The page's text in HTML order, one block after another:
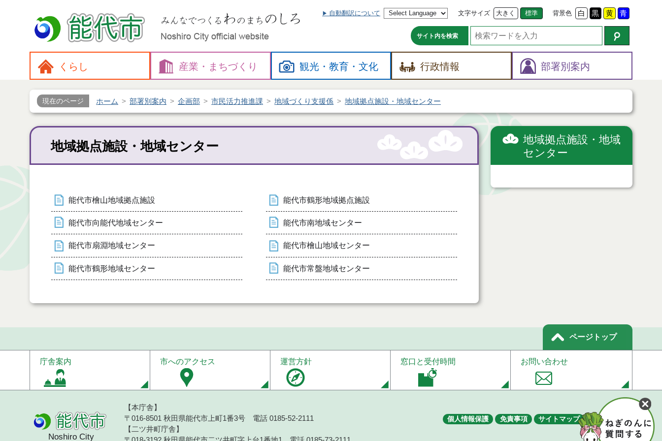
自動翻訳について 文字サイズ 大きく 標準 背景色 白 黒 黄 青
サイト内を検索
くらし 産業・ まちづくり 観光・教育・文化 行政情報 部署別案内
現在のページ ホーム 部署別案内 企画部 市民活力推進課 地域づくり支援係 地域拠点施設・地域センター
地域拠点施設・地域センター
能代市檜山地域拠点施設 能代市鶴形地域拠点施設
能代市向能代地域センター 能代市南地域センター
能代市扇淵地域センター 能代市檜山地域センター
能代市鶴形地域センター 能代市常盤地域センター
地域拠点施設・地域
センター
ページトップ
庁舎案内 市へのアクセス 運営方針 窓口と受付時間 お問い合わせ
個人情報保護 免責事項 サイトマップ 著作権
Noshiro City
【本庁舎】
〒016-8501 秋田県能代市上町1番3号 電話 0185-52-2111
【二ツ井町庁舎】